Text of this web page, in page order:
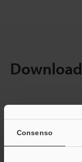
Consenso
Download
Quantita: